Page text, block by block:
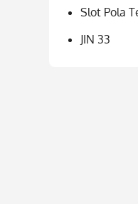
Slot Pola
JIN 33